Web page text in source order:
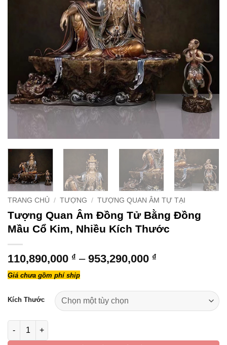
TRANG CHỦ / TƯỢNG / TƯỢNG QUAN ÂM TỰ TẠI
Tượng Quan Âm Đồng Tử Bằng Đồng
Mầu Cổ Kim, Nhiều Kích Thước
110,890,000 ₫ – 953,290,000 ₫
110,890,000 ₫
953,290,000 ₫
Giá chưa gồm phí ship
Kích Thước
Tượng Quan Âm Đồng Tử Bằng Đồng Mầu Cổ Kim, Nhiều